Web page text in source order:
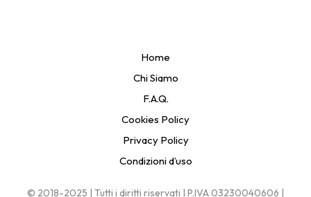
Home
Chi Siamo
F.A.Q.
Cookies Policy
Privacy Policy
Condizioni d’uso
© 2018-2025 | Tutti i diritti riservati | P.IVA 03230040606 |